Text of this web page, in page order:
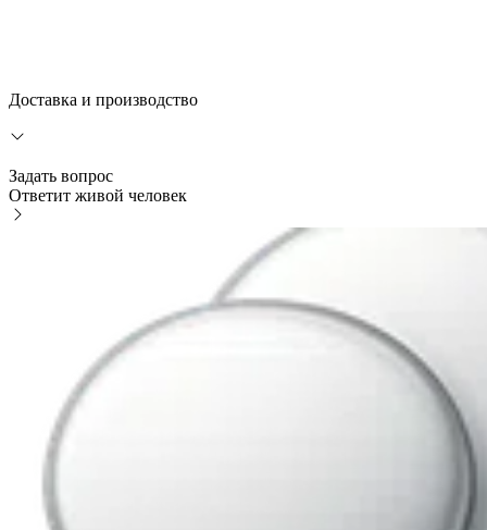
Доставка и производство
Задать вопрос
Ответит живой человек